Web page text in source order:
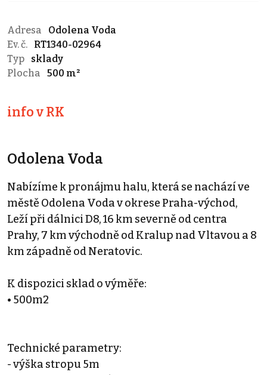
Adresa
Odolena Voda
Ev. č.
RT1340-02964
Typ
sklady
Plocha
500 m²
info v RK
Odolena Voda
Nabízíme k pronájmu halu, která se nachází ve
městě Odolena Voda v okrese Praha-východ,
Leží při dálnici D8, 16 km severně od centra
Prahy, 7 km východně od Kralup nad Vltavou a 8
km západně od Neratovic.
K dispozici sklad o výměře:
• 500m2
Technické parametry:
- výška stropu 5m